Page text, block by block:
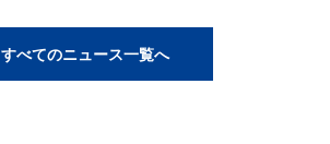
すべてのニュース一覧へ